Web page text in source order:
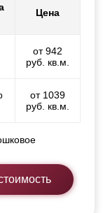
Цена
от 942
руб. кв.м.
от 1039
руб. кв.м.